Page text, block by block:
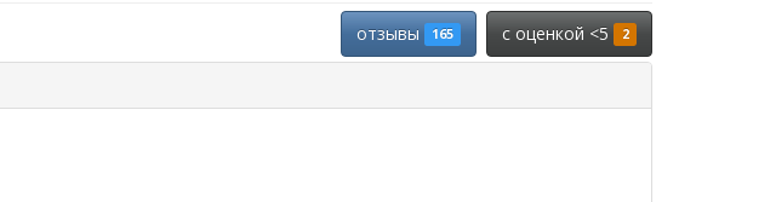
отзывы 165 c оценкой <5 2